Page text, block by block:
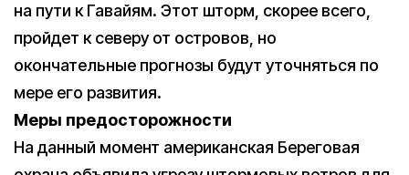
на пути к Гавайям. Этот шторм, скорее всего,
пройдет к северу от островов, но
окончательные прогнозы будут уточняться по
мере его развития.
Меры предосторожности
На данный момент американская Береговая